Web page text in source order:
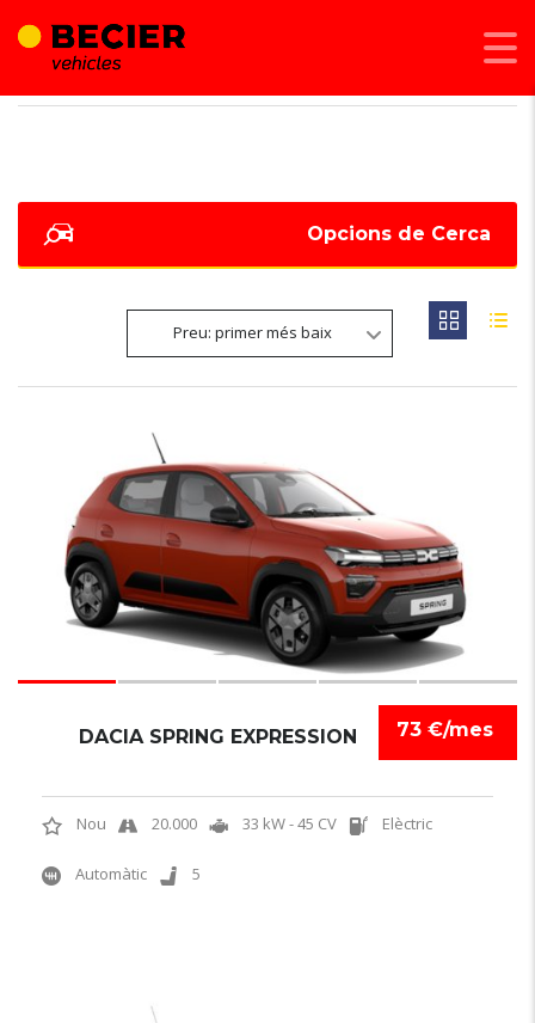
Opcions de Cerca
Preu: primer més baix
73 €/mes
DACIA SPRING EXPRESSION
Nou 20.000 33 kW - 45 CV Elèctric
Automàtic 5